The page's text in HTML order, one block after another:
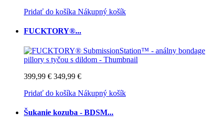
Pridať do košíka Nákupný košík
FUCKTORY®...
399,99 € 349,99 €
Pridať do košíka Nákupný košík
Šukanie kozuba - BDSM...